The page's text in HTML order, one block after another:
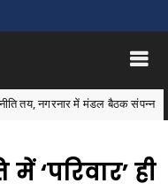
में मंडल बैठक संपन्न
‘परिवार’ ही